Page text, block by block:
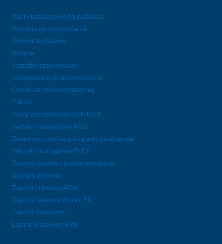
Karty katalogowe do pobrania
Konsola do wodomierza
Kołnierze stalowe
Króćce
Kształtki spawalnicze
Odpowietrznik automatyczny
Opaski ze stali nierdzewnej
Pakuły
Pasty uszczelniające UNILUX
System instalacyjny AGA
Taśmy uszczelniające i pasty poślizgowe
Wężyki rozciągliwe FLEX
Zawory skośne i proste mosiężne
Zawory żeliwne
Złączki i obejmy AGA
Złączki i zawory do rur PE
Złączki mosiężne
Łączniki żeliwne Elite